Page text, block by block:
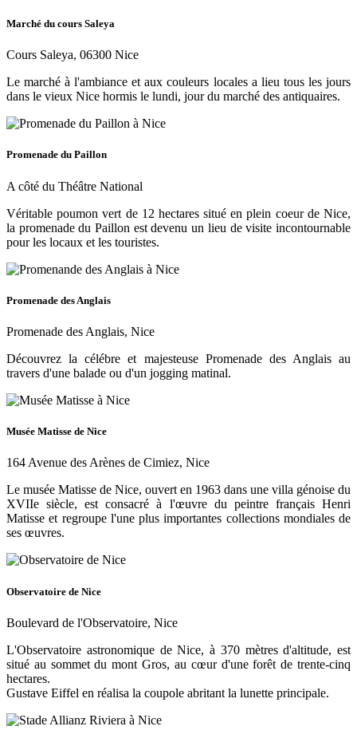
Marché du cours Saleya
Cours Saleya, 06300 Nice
Le marché à l'ambiance et aux couleurs locales a lieu tous les jours
dans le vieux Nice hormis le lundi, jour du marché des antiquaires.
Promenade du Paillon
A côté du Théâtre National
Véritable poumon vert de 12 hectares situé en plein coeur de Nice,
la promenade du Paillon est devenu un lieu de visite incontournable
pour les locaux et les touristes.
Promenade des Anglais
Promenade des Anglais, Nice
Découvrez la célébre et majesteuse Promenade des Anglais au
travers d'une balade ou d'un jogging matinal.
Musée Matisse de Nice
164 Avenue des Arènes de Cimiez, Nice
Le musée Matisse de Nice, ouvert en 1963 dans une villa génoise du
XVIIe siècle, est consacré à l'œuvre du peintre français Henri
Matisse et regroupe l'une plus importantes collections mondiales de
ses œuvres.
Observatoire de Nice
Boulevard de l'Observatoire, Nice
L'Observatoire astronomique de Nice, à 370 mètres d'altitude, est
situé au sommet du mont Gros, au cœur d'une forêt de trente-cinq
hectares.
Gustave Eiffel en réalisa la coupole abritant la lunette principale.